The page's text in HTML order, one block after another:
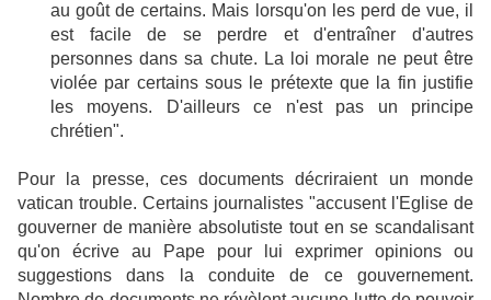
au goût de certains. Mais lorsqu'on les perd de vue, il
est facile de se perdre et d'entraîner d'autres
personnes dans sa chute. La loi morale ne peut être
violée par certains sous le prétexte que la fin justifie
les moyens. D'ailleurs ce n'est pas un principe
chrétien".
Pour la presse, ces documents décriraient un monde
vatican trouble. Certains journalistes "accusent l'Eglise de
gouverner de manière absolutiste tout en se scandalisant
qu'on écrive au Pape pour lui exprimer opinions ou
suggestions dans la conduite de ce gouvernement.